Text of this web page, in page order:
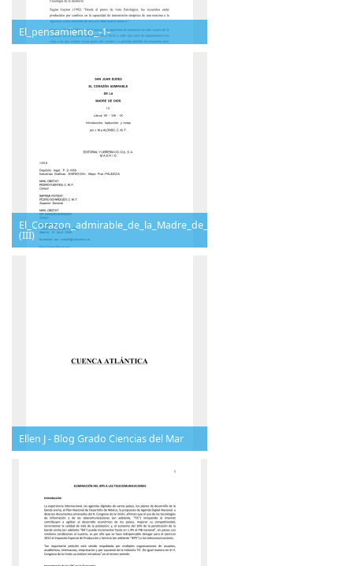
El_pensamiento_-1-
El_Corazon_admirable_de_la_Madre_de_Dios
(III)
Ellen J - Blog Grado Ciencias del Mar